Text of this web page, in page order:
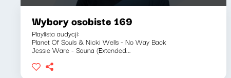
Wybory osobiste 169
Playlista audycji:
Planet Of Souls & Nicki Wells - No Way Back
Jessie Ware - Sauna (Extended...